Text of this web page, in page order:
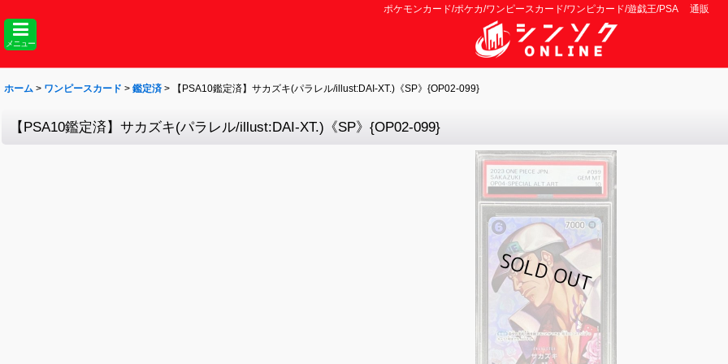
ポケモンカード/ポケカ/ワンピースカード/ワンピカード/遊戯王/PSA 通販
メニュー
ホーム > ワンピースカード > 鑑定済 > 【PSA10鑑定済】サカズキ(パラレル/illust:DAI-XT.)《SP》{OP02-099}
【PSA10鑑定済】サカズキ(パラレル/illust:DAI-XT.)《SP》{OP02-099}